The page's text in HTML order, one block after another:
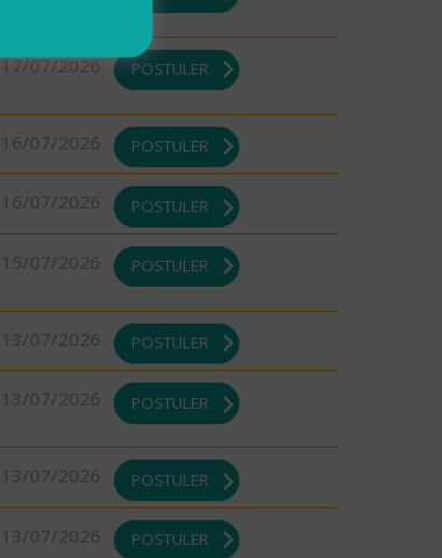
17/07/2026 POSTULER
16/07/2026 POSTULER
16/07/2026 POSTULER
15/07/2026 POSTULER
13/07/2026 POSTULER
13/07/2026 POSTULER
13/07/2026 POSTULER
13/07/2026 POSTULER